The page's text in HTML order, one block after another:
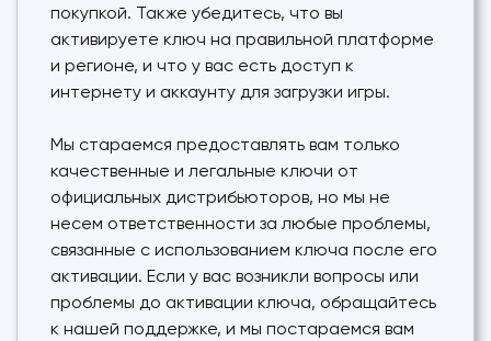
покупкой. Также убедитесь, что вы
активируете ключ на правильной платформе
и регионе, и что у вас есть доступ к
интернету и аккаунту для загрузки игры.
Мы стараемся предоставлять вам только
качественные и легальные ключи от
официальных дистрибьюторов, но мы не
несем ответственности за любые проблемы,
связанные с использованием ключа после его
активации. Если у вас возникли вопросы или
проблемы до активации ключа, обращайтесь
к нашей поддержке, и мы постараемся вам